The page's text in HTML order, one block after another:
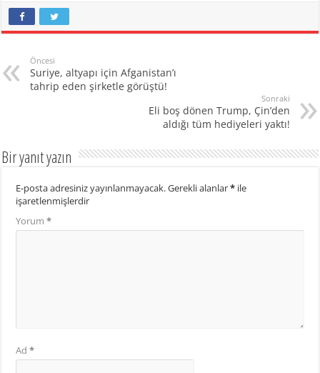
Öncesi
Suriye, altyapı için Afganistan’ı
tahrip eden şirketle görüştü!
Sonraki
Eli boş dönen Trump, Çin’den
aldığı tüm hediyeleri yaktı!
Bir yanıt yazın
E-posta adresiniz yayınlanmayacak.Gerekli alanlar* ile
işaretlenmişlerdir
Yorum*
Ad*